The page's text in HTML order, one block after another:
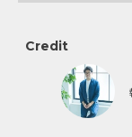
Credit